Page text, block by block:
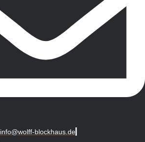
info@wolff-blockhaus.de